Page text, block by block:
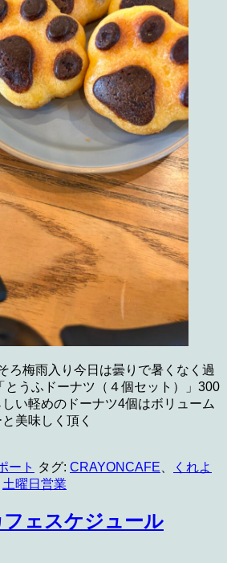
ろ梅雨入り今日は曇りで暑くなく過
とうふドーナツ（４個セット）」300
い軽めのドーナツ4個はボリューム
美味しく頂く
ート タグ: CRAYONCAFE
くれよ
土曜日営業
ェスケジュール